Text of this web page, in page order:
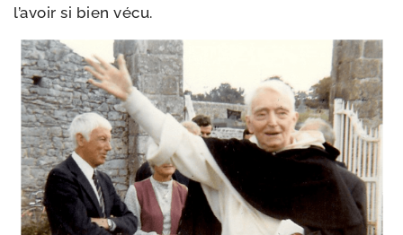
l’a­voir si bien vécu.